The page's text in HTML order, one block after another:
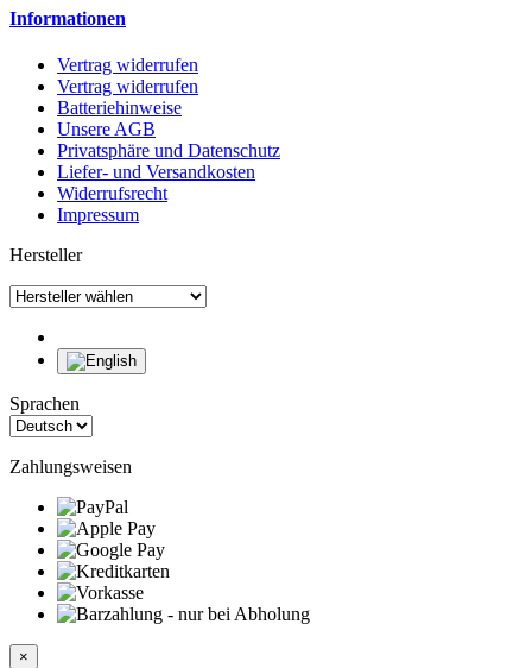
Informationen
Vertrag widerrufen
Vertrag widerrufen
Batteriehinweise
Unsere AGB
Privatsphäre und Datenschutz
Liefer- und Versandkosten
Widerrufsrecht
Impressum
Hersteller
Sprachen
Zahlungsweisen
×